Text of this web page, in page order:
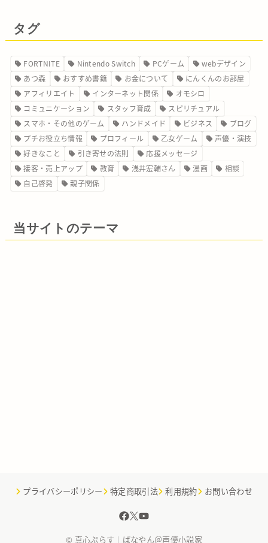
タグ
FORTNITE Nintendo Switch PCゲーム
webデザイン
あつ森
おすすめ書籍 お金について
にんくんのお部屋
アフィリエイト
インターネット関係
オモシロ
コミュニケーション
スタッフ育成
スピリチュアル
スマホ・その他のゲーム
ハンドメイド ビジネス
ブログ
プチお役立ち情報
プロフィール 乙女ゲーム
声優・演技
好きなこと
引き寄せの法則
応援メッセージ
接客・売上アップ
教育 浅井宏輔さん 漫画
相談
自己啓発
親子関係
当サイトのテーマ
プライバシーポリシー 特定商取引法 利用規約 お問い合わせ
© 真心ぷらす｜ばなやん＠声優小説家